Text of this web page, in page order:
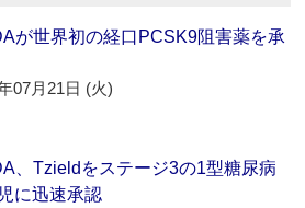
が世界初の経口PCSK9阻害薬を承
07月21日 (火)
、Tzieldをステージ3の1型糖尿病
に迅速承認